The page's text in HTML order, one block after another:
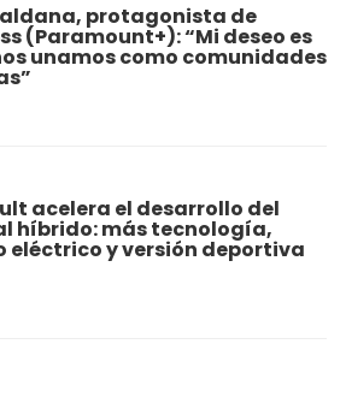
protagonista de
(Paramount+): “Mi deseo es
unamos como comunidades
acelera el desarrollo del
híbrido: más tecnología,
eléctrico y versión deportiva